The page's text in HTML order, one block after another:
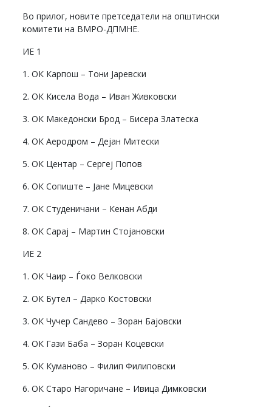
Во прилог, новите претседатели на општински
комитети на ВМРО-ДПМНЕ.
ИЕ 1
1. ОК Карпош – Тони Јаревски
2. ОК Кисела Вода – Иван Живковски
3. ОК Македонски Брод – Бисера Златеска
4. ОК Аеродром – Дејан Митески
5. ОК Центар – Сергеј Попов
6. ОК Сопиште – Јане Мицевски
7. ОК Студеничани – Кенан Абди
8. ОК Сарај – Мартин Стојановски
ИЕ 2
1. ОК Чаир – Ѓоко Велковски
2. ОК Бутел – Дарко Костовски
3. ОК Чучер Сандево – Зоран Бајовски
4. ОК Гази Баба – Зоран Коцевски
5. ОК Куманово – Филип Филиповски
6. ОК Старо Нагоричане – Ивица Димковски